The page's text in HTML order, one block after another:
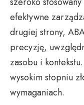
efektywne
drugiej strony,
precyzję,
zasobu i
wysokim stopniu
wymaganiach.